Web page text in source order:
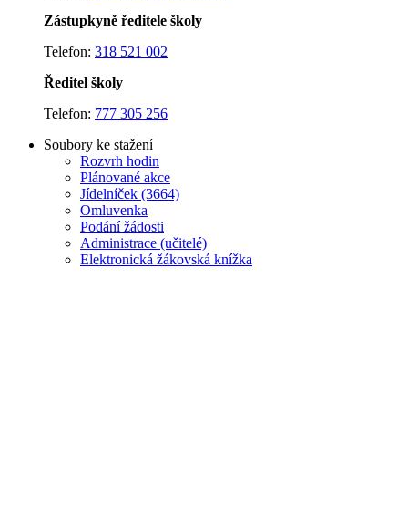
Zástupkyně ředitele školy
Telefon: 318 521 002
Ředitel školy
Telefon: 777 305 256
Soubory ke stažení
Rozvrh hodin
Plánované akce
Jídelníček (3664)
Omluvenka
Podání žádosti
Administrace (učitelé)
Elektronická žákovská knížka